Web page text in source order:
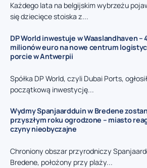
Każdego lata na belgijskim wybrzeżu
się dziecięce stoiska z...
DP World inwestuje w Waaslandhaven –
milionów euro na nowe centrum
porcie w Antwerpii
Spółka DP World, czyli Dubai Ports,
początkową inwestycję...
Wydmy Spanjaardduin w Bredene
przyszłym roku ogrodzone – miasto
czyny nieobyczajne
Chroniony obszar przyrodniczy
Bredene, położony przy plaży...